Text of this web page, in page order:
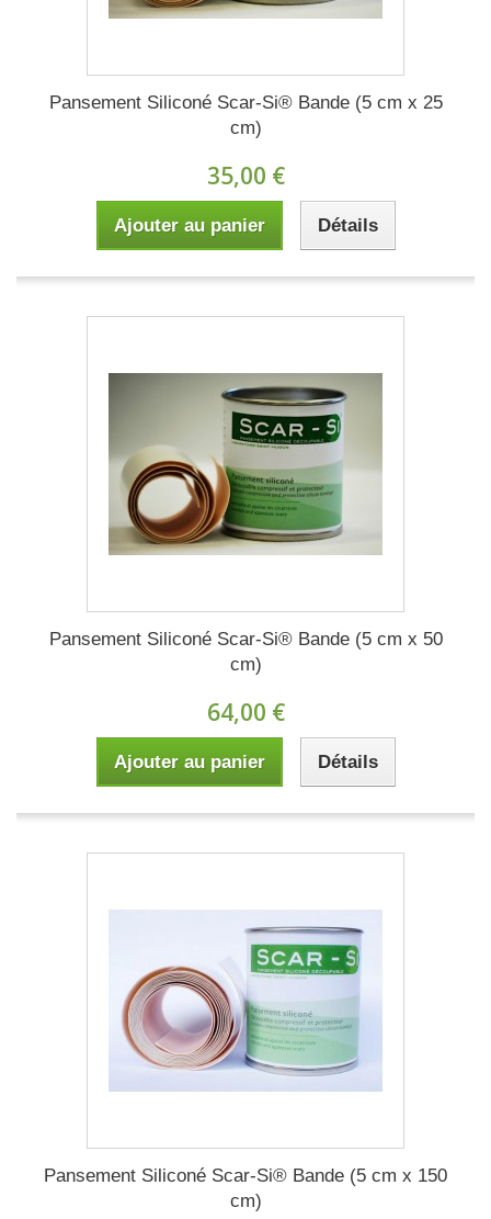
Pansement Siliconé Scar-Si® Bande (5 cm x 25
cm)
35,00 €
Ajouter au panier Détails
Pansement Siliconé Scar-Si® Bande (5 cm x 50
cm)
64,00 €
Ajouter au panier Détails
Pansement Siliconé Scar-Si® Bande (5 cm x 150
cm)